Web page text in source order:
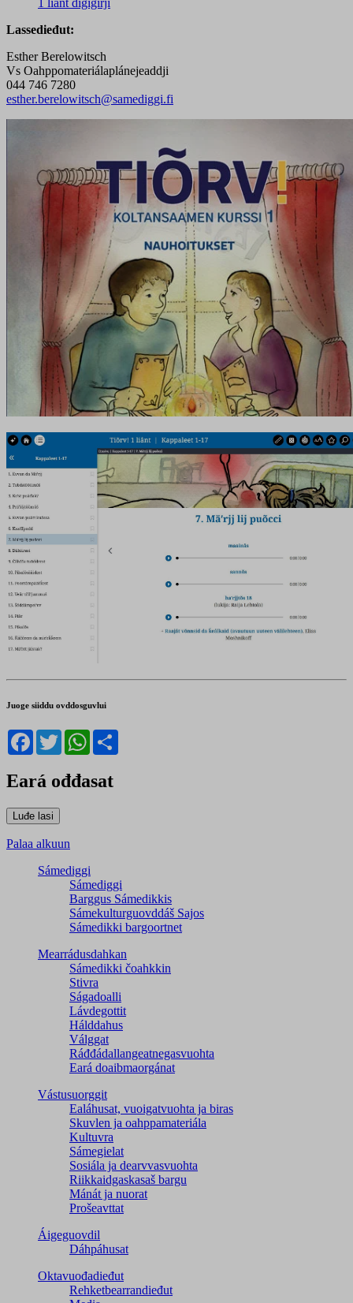
1 liânt digigirji
Lassedieđut:
Esther Berelowitsch
Vs Oahppomateriálaplánejeaddji
044 746 7280
esther.berelowitsch@samediggi.fi
Juoge siiddu ovddosguvlui
Facebook
TwitterWhatsApp
Eará ođđasat
Palaa alkuun
Sámediggi
Sámediggi
Barggus Sámedikkis
Sámekulturguovddáš Sajos
Sámedikki bargoortnet
Mearrádusdahkan
Sámedikki čoahkkin
Stivra
Ságadoalli
Lávdegottit
Hálddahus
Válggat
Ráđđádallangeatnegas­vuohta
Eará doaibmaorgánat
Vástusuorggit
Ealáhusat, vuoigatvuohta ja biras
Skuvlen ja oahppamateriála
Kultuvra
Sámegielat
Sosiála ja dearvvasvuohta
Riikkaidgaskasaš bargu
Mánát ja nuorat
Prošeavttat
Áigeguovdil
Dáhpáhusat
Oktavuođadieđut
Rehketbearrandieđut